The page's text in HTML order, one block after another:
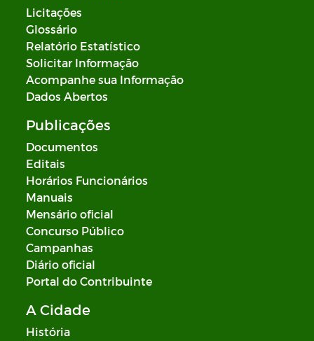
Licitações
Glossário
Relatório Estatístico
Solicitar Informação
Acompanhe sua Informação
Dados Abertos
Publicações
Documentos
Editais
Horários Funcionários
Manuais
Mensário oficial
Concurso Público
Campanhas
Diário oficial
Portal do Contribuinte
A Cidade
História